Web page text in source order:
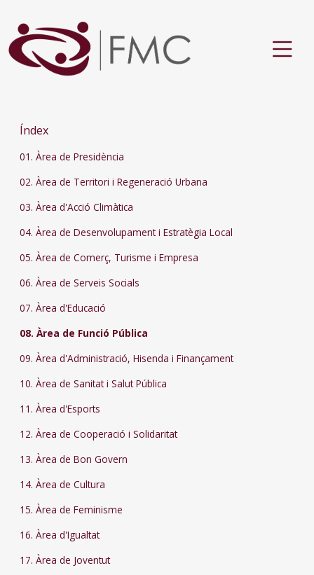
Índex
01. Àrea de Presidència
02. Àrea de Territori i Regeneració Urbana
03. Àrea d'Acció Climàtica
04. Àrea de Desenvolupament i Estratègia Local
05. Àrea de Comerç, Turisme i Empresa
06. Àrea de Serveis Socials
07. Àrea d'Educació
08. Àrea de Funció Pública
09. Àrea d'Administració, Hisenda i Finançament
10. Àrea de Sanitat i Salut Pública
11. Àrea d'Esports
12. Àrea de Cooperació i Solidaritat
13. Àrea de Bon Govern
14. Àrea de Cultura
15. Àrea de Feminisme
16. Àrea d'Igualtat
17. Àrea de Joventut